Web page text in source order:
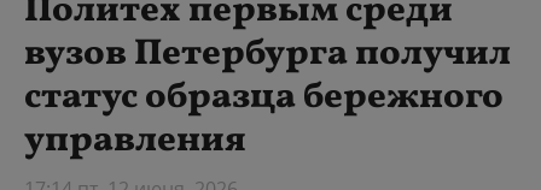
Политех первым среди
вузов Петербурга получил
статус образца бережного
управления